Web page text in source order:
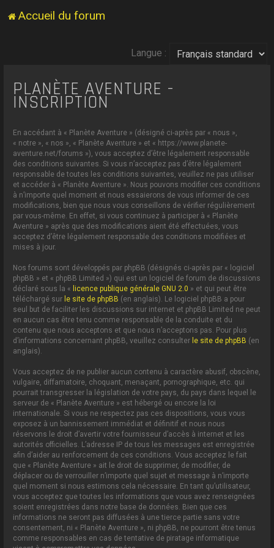
Accueil du forum
Langue :
PLANÈTE AVENTURE -
INSCRIPTION
En accédant à « Planète Aventure » (désigné ci-après par « nous »,
« notre », « nos », « Planète Aventure » et « https://www.planete-
aventure.net/forums »), vous acceptez d’être légalement responsable
des conditions suivantes. Si vous n’acceptez pas d’être légalement
responsable de toutes les conditions suivantes, veuillez ne pas utiliser
et accéder à « Planète Aventure ». Nous pouvons modifier ces conditions
à n’importe quel moment et nous essaierons de vous informer de ces
modifications, bien que nous vous conseillons de vérifier régulièrement
par vous-même. En effet, si vous continuez à participer à « Planète
Aventure » après que des modifications aient été effectuées, vous
acceptez d’être légalement responsable des conditions modifiées et
mises à jour.
Nos forums sont développés par phpBB (désignés ci-après par « logiciel
phpBB » et « phpBB Limited ») qui est un logiciel de forum de discussions
déclaré sous la « licence publique générale GNU 2.0 » et qui peut être
téléchargé sur le site de phpBB (en anglais). Le logiciel phpBB a pour
seul but de faciliter les discussions sur internet et phpBB Limited ne peut
en aucun cas être tenu comme responsable de la conduite et du
contenu que nous acceptons et que nous n’acceptons pas. Pour plus
d’informations concernant phpBB, veuillez consulter le site de phpBB (en
anglais).
Vous acceptez de ne publier aucun contenu à caractère abusif, obscène,
vulgaire, diffamatoire, choquant, menaçant, pornographique, etc. qui
pourrait transgresser la législation de votre pays, du pays dans lequel le
serveur de « Planète Aventure » est hébergé ou encore la loi
internationale. Si vous ne respectez pas ces dispositions, vous vous
exposez à un bannissement immédiat et définitif et nous nous
réservons le droit d’avertir votre fournisseur d’accès à internet et les
autorités officielles. L’adresse IP de tous les messages est enregistrée
afin d’aider au renforcement de ces conditions. Vous acceptez le fait
que « Planète Aventure » ait le droit de supprimer, de modifier, de
déplacer ou de verrouiller n’importe quel sujet et message à n’importe
quel moment si nous estimons cela nécessaire. En tant qu’utilisateur,
vous acceptez que toutes les informations que vous avez renseignées
soient enregistrées dans notre base de données. Bien que ces
informations ne seront pas diffusées à une tierce partie sans votre
consentement, ni « Planète Aventure », ni phpBB, ne pourront être tenus
comme responsables en cas de tentative de piratage informatique